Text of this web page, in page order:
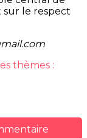
sur le respect
thèmes :